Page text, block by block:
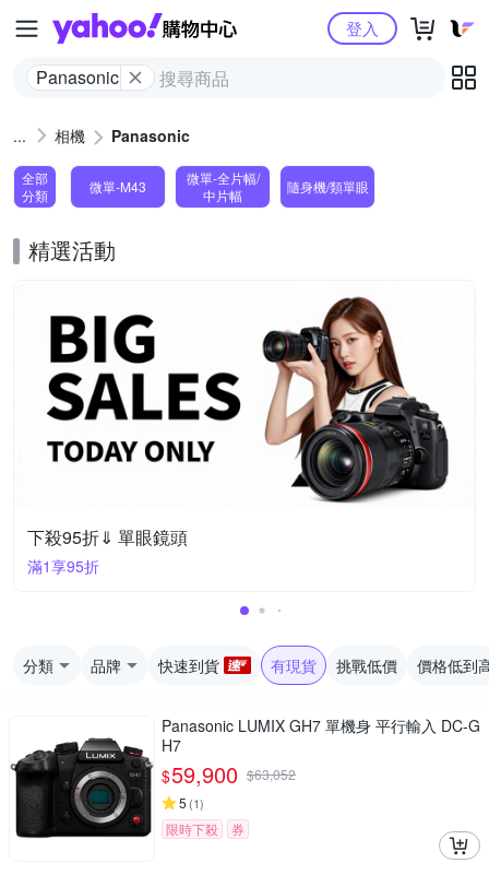
Yahoo購物中心
Panasonic
登入
相機 Panasonic
全部
分類
微單-M43
微單-全片幅/
中片幅
隨身機/類單眼
精選活動
下殺95折⇓ 單眼鏡頭
滿1享95折
分類 品牌 快速到貨 有現貨 挑戰低價 價格低到
Panasonic LUMIX GH7 單機身 平行輸入 DC-G
H7
$59,900 $63,052
5 (1)
限時下殺 券